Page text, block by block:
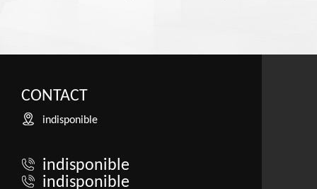
CONTACT
indisponible
indisponible
indisponible